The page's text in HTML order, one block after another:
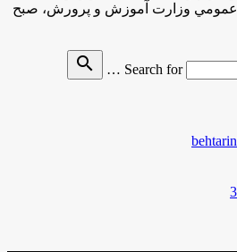
عمومي وزارت آموزش و پرورش، صبح
Search for
search